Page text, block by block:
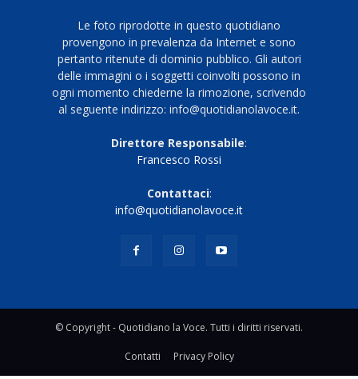
Le foto riprodotte in questo quotidiano
provengono in prevalenza da Internet e sono
pertanto ritenute di dominio pubblico. Gli autori
delle immagini o i soggetti coinvolti possono in
ogni momento chiederne la rimozione, scrivendo
al seguente indirizzo: info@quotidianolavoce.it.
Direttore Responsabile:
Francesco Rossi
Contattaci:
info@quotidianolavoce.it
© Copyright - Quotidiano la Voce. Tutti i diritti riservati.
Contatti Privacy Policy